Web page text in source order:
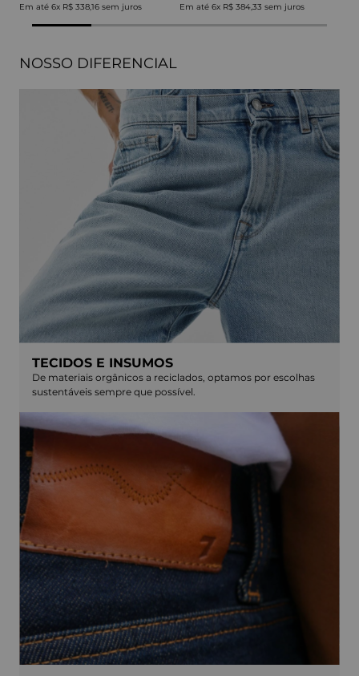
Em até 6x R$ 338,16 sem juros Em até 6x R$ 384,33 sem juros
NOSSO DIFERENCIAL
TECIDOS E INSUMOS
De materiais orgânicos a reciclados, optamos por escolhas
sustentáveis sempre que possível.